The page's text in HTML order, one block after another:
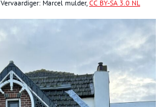
, Vervaardiger: Marcel mulder, CC BY-SA 3.0 NL